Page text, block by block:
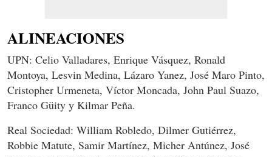
ALINEACIONES
UPN: Celio Valladares, Enrique Vásquez, Ronald
Montoya, Lesvin Medina, Lázaro Yanez, José Maro Pinto,
Cristopher Urmeneta, Víctor Moncada, John Paul Suazo,
Franco Güity y Kilmar Peña.
Real Sociedad: William Robledo, Dilmer Gutiérrez,
Robbie Matute, Samir Martínez, Micher Antúnez, José